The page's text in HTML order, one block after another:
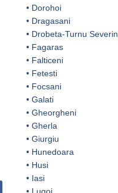
• Dorohoi
• Dragasani
• Drobeta-Turnu Severin
• Fagaras
• Falticeni
• Fetesti
• Focsani
• Galati
• Gheorgheni
• Gherla
• Giurgiu
• Hunedoara
• Husi
• Iasi